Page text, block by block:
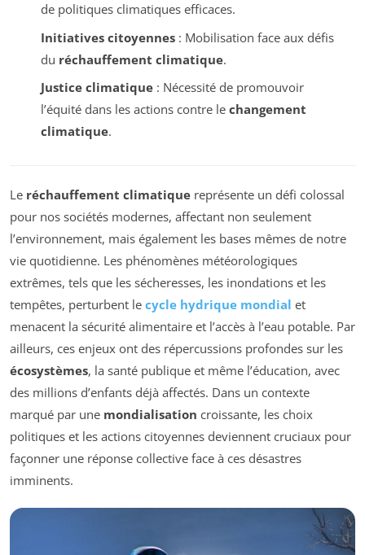
de politiques climatiques efficaces.
Initiatives citoyennes: Mobilisation face aux défis
du réchauffement climatique.
Justice climatique: Nécessité de promouvoir
l’équité dans les actions contre le changement
climatique.
Le réchauffement climatique représente un défi colossal
pour nos sociétés modernes, affectant non seulement
l’environnement, mais également les bases mêmes de notre
vie quotidienne. Les phénomènes météorologiques
extrêmes, tels que les sécheresses, les inondations et les
tempêtes, perturbent le cycle hydrique mondial et
menacent la sécurité alimentaire et l’accès à l’eau potable. Par
ailleurs, ces enjeux ont des répercussions profondes sur les
écosystèmes, la santé publique et même l’éducation, avec
des millions d’enfants déjà affectés. Dans un contexte
marqué par une mondialisation croissante, les choix
politiques et les actions citoyennes deviennent cruciaux pour
façonner une réponse collective face à ces désastres
imminents.